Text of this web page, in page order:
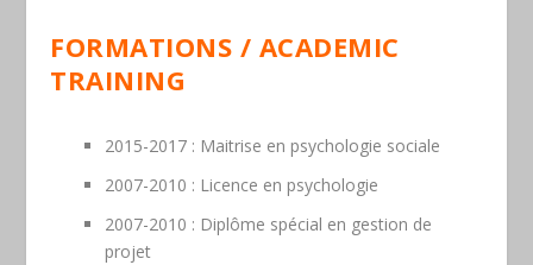
FORMATIONS / ACADEMIC
TRAINING
2015-2017 : Maitrise en psychologie sociale
2007-2010 : Licence en psychologie
2007-2010 : Diplôme spécial en gestion de
projet